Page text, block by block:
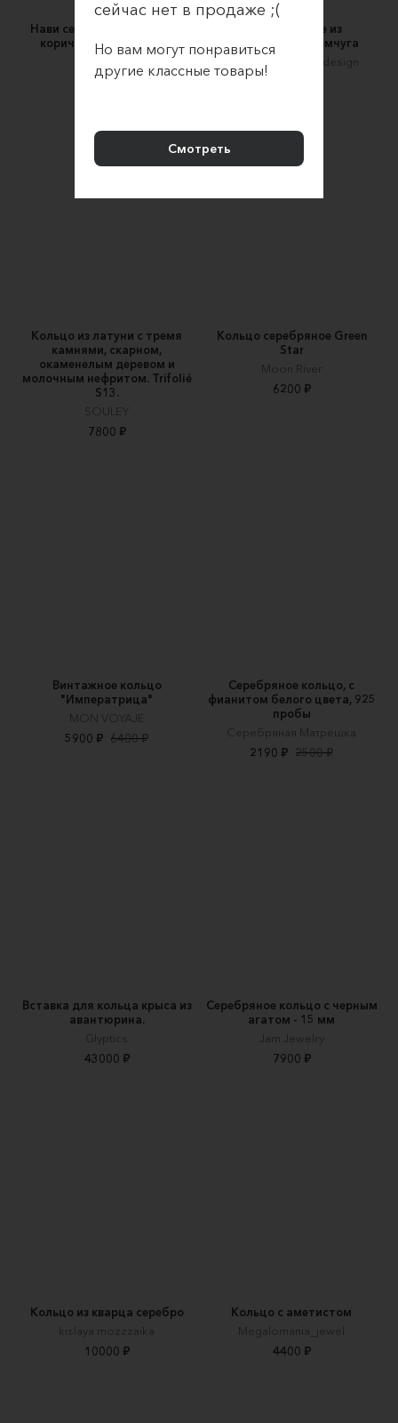
Нави серебряное с кольцо
коричневым жемчугом
37000 ₽
Кольцо Brillare из
натурального жемчуга
LADY CAPRICCIO design
Кольцо из латуни с тремя
камнями, скарном,
окаменелым деревом и
молочным нефритом. Trifolié
S13.
SOULEY
7800 ₽
Кольцо серебряное Green
Star
Moon River
6200 ₽
Винтажное кольцо
"Императрица"
MON VOYAJE
5900 ₽ 6400 ₽
Серебряное кольцо, с
фианитом белого цвета, 925
пробы
Серебряная Матрешка
2190 ₽ 2500 ₽
Вставка для кольца крыса из
авантюрина.
Glyptics
43000 ₽
Серебряное кольцо с черным
агатом - 15 мм
Jam Jewelry
7900 ₽
Кольцо из кварца серебро
kislaya mozzzaika
10000 ₽
Кольцо с аметистом
Megalomania_jewel
4400 ₽
сейчас нет в продаже ;(
Но вам могут понравиться
другие классные товары!
Смотреть